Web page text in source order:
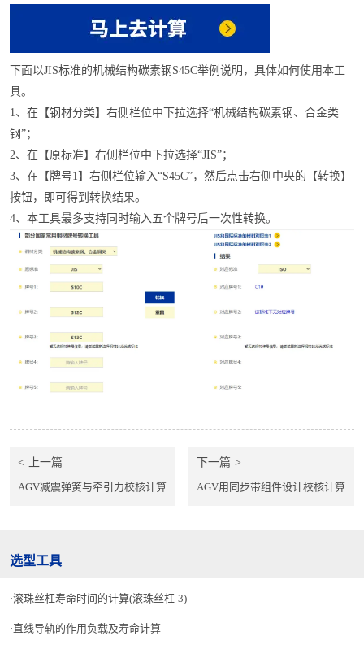
下面以JIS标准的机械结构碳素钢S45C举例说明，具体如何使用本工
具。
1、在【钢材分类】右侧栏位中下拉选择“机械结构碳素钢、合金类
钢”；
2、在【原标准】右侧栏位中下拉选择“JIS”；
3、在【牌号1】右侧栏位输入“S45C”，然后点击右侧中央的【转换】
按钮，即可得到转换结果。
4、本工具最多支持同时输入五个牌号后一次性转换。
上一篇
AGV减震弹簧与牵引力校核计算
下一篇
AGV用同步带组件设计校核计算
选型工具
滚珠丝杠寿命时间的计算(滚珠丝杠-3)
直线导轨的作用负载及寿命计算